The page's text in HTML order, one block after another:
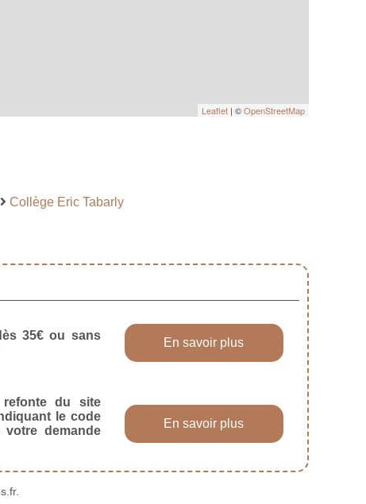
Leaflet | ©OpenStreetMap
Collège Eric Tabarly
35€ ou sans
En savoir plus
du site
le code
votre demande
En savoir plus